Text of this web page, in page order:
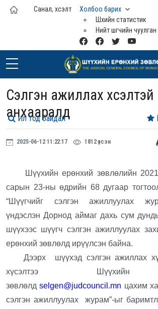
Үндсэн агуулга руу шилжих
Санал, хүсэлт
Холбоо барих
Шүүхийн статистик
Нийт шүүгчийн чуулган
Сэлгэн ажиллах хүсэлтэй
анхааралд
2025-06-12 11:22:17 1812 үзсэн
Шүүхийн ерөнхий зөвлөлийн
сарын 23-ны өдрийн 68 дугаар
“Шүүгчийг сэлгэн ажиллуулах
үндэслэн Дорнод аймаг дахь сум
шүүхээс шүүгч сэлгэн ажиллуулах
ерөнхий зөвлөлд ирүүлсэн байна.
Дээрх шүүхэд сэлгэн ажиллах
хүсэлтээ Шүүхийн
зөвлөлдselgen@judcouncil.mn цахим
сэлгэн ажиллуулах журам”-ыг
Ил тод байдал